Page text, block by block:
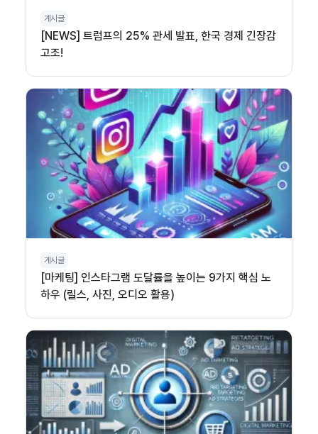
게시글
[NEWS] 트럼프의 25% 관세 발표, 한국 경제 긴장감
고조!
게시글
[마케팅] 인스타그램 도달률을 높이는 9가지 핵심 노
하우 (릴스, 사진, 오디오 활용)